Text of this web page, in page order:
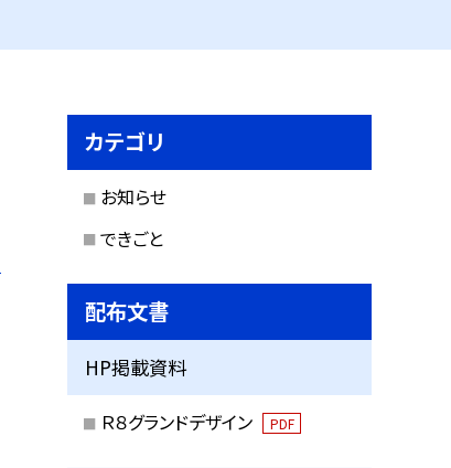
カテゴリ
お知らせ
できごと
配布文書
HP掲載資料
Ｒ８グランドデザイン PDF